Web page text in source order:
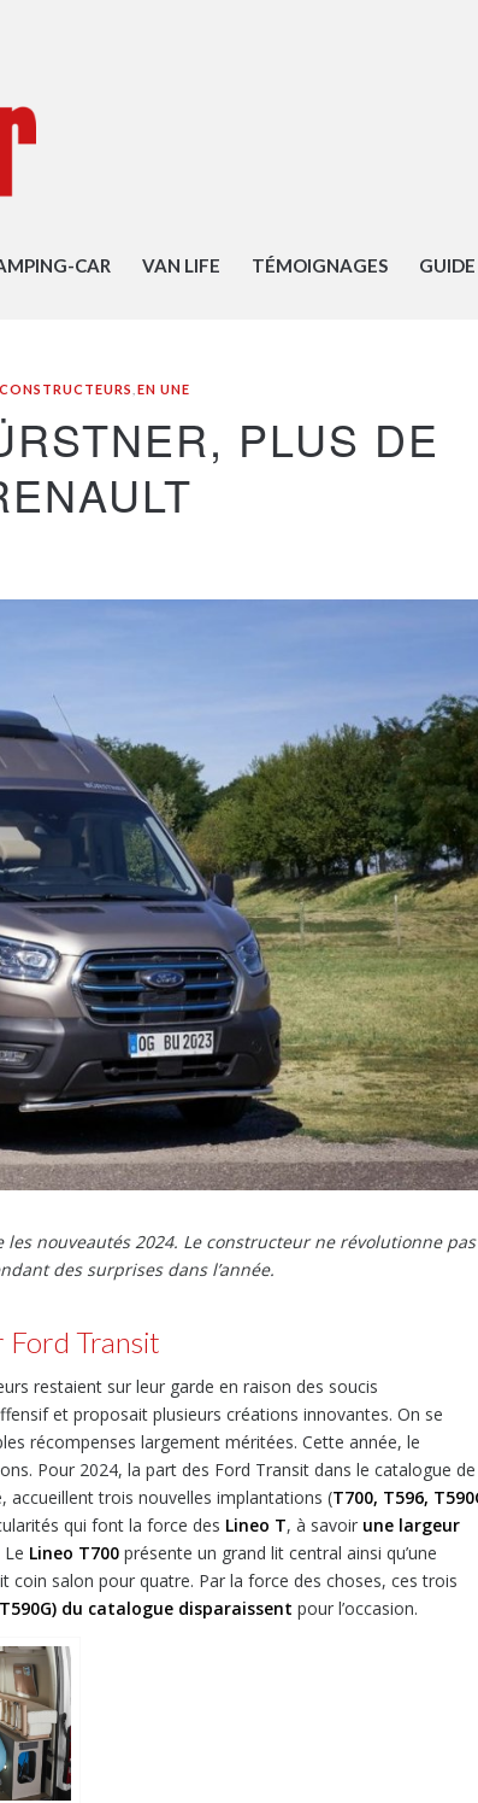
CAR VAN LIFE TÉMOIGNAGES
CONSTRUCTEURS ,EN UNE
PLUS DE
nouveautés 2024. Le constructeur ne révolutionne pas
des surprises dans l’année.
Ford Transit
restaient sur leur garde en raison des soucis
et proposait plusieurs créations innovantes. On se
récompenses largement méritées. Cette année, le
Pour 2024, la part des Ford Transit dans le catalogue de
accueillent trois nouvelles implantations (T700, T596,
qui font la force des Lineo T, à savoir une largeur
Le Lineo T700 présente un grand lit central ainsi qu’une
coin salon pour quatre. Par la force des choses, ces trois
du catalogue disparaissent pour l’occasion.